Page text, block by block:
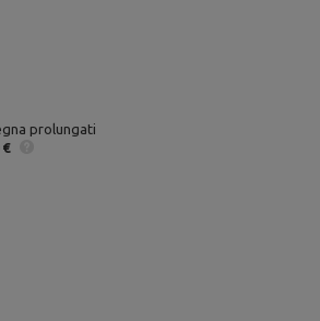
prolungati
€